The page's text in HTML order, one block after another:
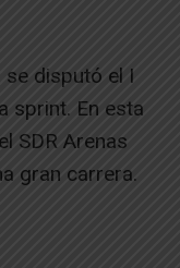
se disputó el I
sprint. En esta
SDR Arenas
gran carrera.